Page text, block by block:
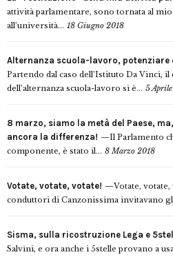
attività parlamentare, sono tornata al
all’università... 18 Giugno 2018
Alternanza scuola-lavoro, potenziare
Partendo dal caso dell’Istituto Da Vinci,
dell’alternanza scuola-lavoro si è... 5
8 marzo, siamo la metà del Paese,
ancora la differenza!
Il Parlamento
componente, è stato il... 8 Marzo 2018
Votate, votate, votate!
Votate,
conduttori di Canzonissima invitavano
Sisma, sulla ricostruzione Lega e
Salvini, e ora anche i 5stelle provano a